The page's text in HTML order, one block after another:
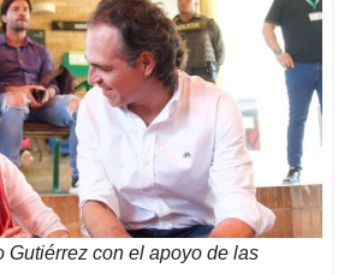
Gutiérrez con el apoyo de las